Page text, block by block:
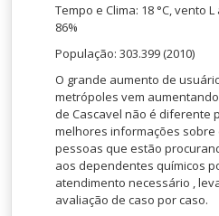
Tempo e Clima: 18 °C, vento
86%
População: 303.399 (2010)
O grande aumento de
metrópoles vem
de Cascavel não é diferente
melhores informações sobre
pessoas que estão
aos dependentes químicos
atendimento necessário ,
avaliação de caso por caso.